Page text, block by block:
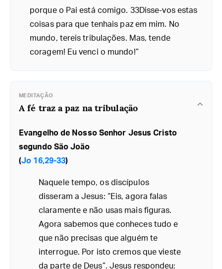
porque o Pai está comigo. 33Disse-vos estas
coisas para que tenhais paz em mim. No
mundo, tereis tribulações. Mas, tende
coragem! Eu venci o mundo!”
MEDITAÇÃO
A fé traz a paz na tribulação
Evangelho de Nosso Senhor Jesus Cristo
segundo São João
(Jo 16,29-33)
Naquele tempo, os discípulos
disseram a Jesus: “Eis, agora falas
claramente e não usas mais figuras.
Agora sabemos que conheces tudo e
que não precisas que alguém te
interrogue. Por isto cremos que vieste
da parte de Deus”. Jesus respondeu: